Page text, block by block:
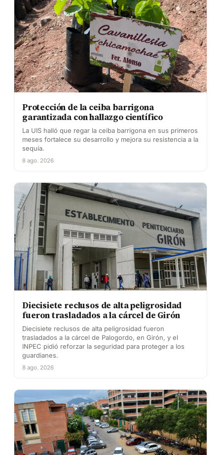
Protección de la ceiba barrigona
garantizada con hallazgo científico
La UIS halló que regar la ceiba barrigona en sus primeros
meses fortalece su desarrollo y mejora su resistencia a la
sequía.
8 ago. 2026
Diecisiete reclusos de alta peligrosidad
fueron trasladados a la cárcel de Girón
Diecisiete reclusos de alta peligrosidad fueron
trasladados a la cárcel de Palogordo, en Girón, y el
INPEC pidió reforzar la seguridad para proteger a los
guardianes.
8 ago. 2026